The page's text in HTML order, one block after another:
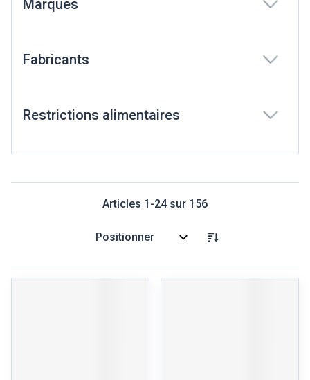
Marques
Fabricants
Restrictions alimentaires
Articles 1 -24sur 156
Trier par: